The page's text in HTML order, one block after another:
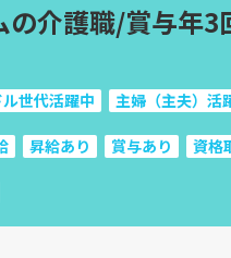
介護職/賞与年
ル世代活躍中 主婦（主夫）活
昇給あり 賞与あり 資格